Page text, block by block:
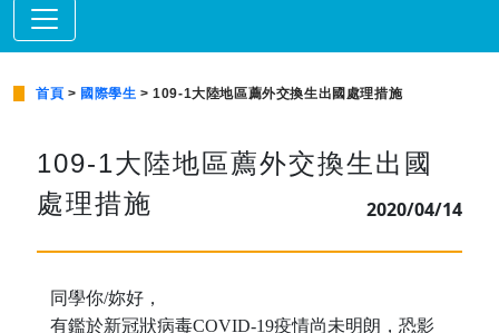
首頁 > 國際學生 > 109-1大陸地區薦外交換生出國處理措施
109-1大陸地區薦外交換生出國
處理措施
2020/04/14
同學你/妳好，
有鑑於新冠狀病毒COVID-19疫情尚未明朗，恐影